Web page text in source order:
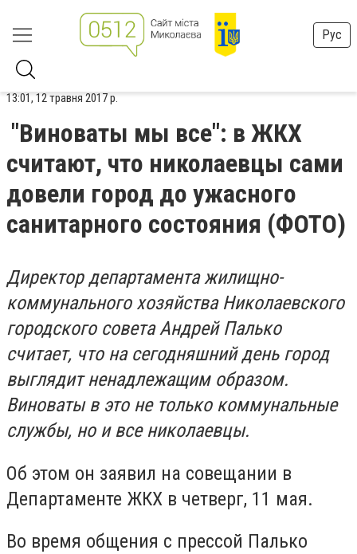
Рус
13:01, 12 травня 2017 р.
"Виноваты мы все": в ЖКХ
считают, что николаевцы сами
довели город до ужасного
санитарного состояния (ФОТО)
Директор департамента жилищно-
коммунального хозяйства Николаевского
городского совета Андрей Палько
считает, что на сегодняшний день город
выглядит ненадлежащим образом.
Виноваты в это не только коммунальные
службы, но и все николаевцы.
Об этом он заявил на совещании в
Департаменте ЖКХ в четверг, 11 мая.
Во время общения с прессой Палько